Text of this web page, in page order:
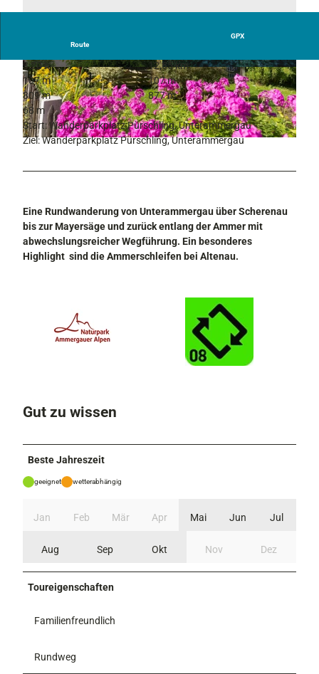
© Anton Brey, Ammergauer Alpen GmbH
© Thorsten Unseld, www.farbwerk.net
© Thorsten Unseld, Naturpark Ammergauer Al
pen
Route
GPX
3:20 h
12,65 km
107 m
107 m
809 m
877 m
68 m
Start: Wanderparkplatz Pürschling, Unterammergau
Ziel: Wanderparkplatz Pürschling, Unterammergau
Eine Rundwanderung von Unterammergau über Scherenau
bis zur Mayersäge und zurück entlang der Ammer mit
abwechslungsreicher Wegführung. Ein besonderes
Highlight sind die Ammerschleifen bei Altenau.
Gut zu wissen
Beste Jahreszeit
geeignet wetterabhängig
Jan Feb Mär Apr Mai Jun Jul
Aug Sep Okt Nov Dez
Toureigenschaften
Familienfreundlich
Rundweg